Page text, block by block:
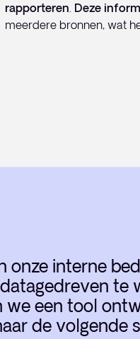
rapporteren. Deze
meerdere bronnen, wat
onze interne
te
we een tool
de volgende